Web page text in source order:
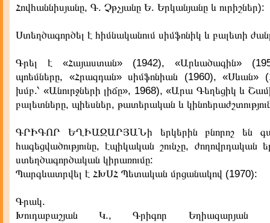
Հովհաննիսյանը, Գ. Չթչյանը Ե. Երկանյանը և ուրիշներ):
Ստեղծագործել է հիմնականում սիմֆոնիկ և բալետի
Գրել է «Հայաստան» (1942), «Արևածագին»
պոեմները, «Հրազդան» սիմֆոնիան (1960), «Սևան»
խմբ.՝ «Անուրջների լիճը», 1968), «Արա Գեղեցիկ և
բալետները, պիեսներ, թատերական և
ԳՐԻԳՈՐ ԵՂԻԱԶԱՐՅԱՆի երկերին բնորոշ են
հագեցվածությունը, էպիկական շունչը, ժողովրդական
ստեղծագործական կիրառումը:
Պարգևատրվել է ՀԽՍՀ Պետական մրցանակով (1970):
Գրակ.
Խուդաբաշյան Կ., Գրիգոր Եղիազարյան